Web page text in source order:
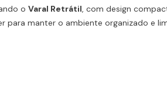
o Varal Retrátil, com design
para manter o ambiente organizado e